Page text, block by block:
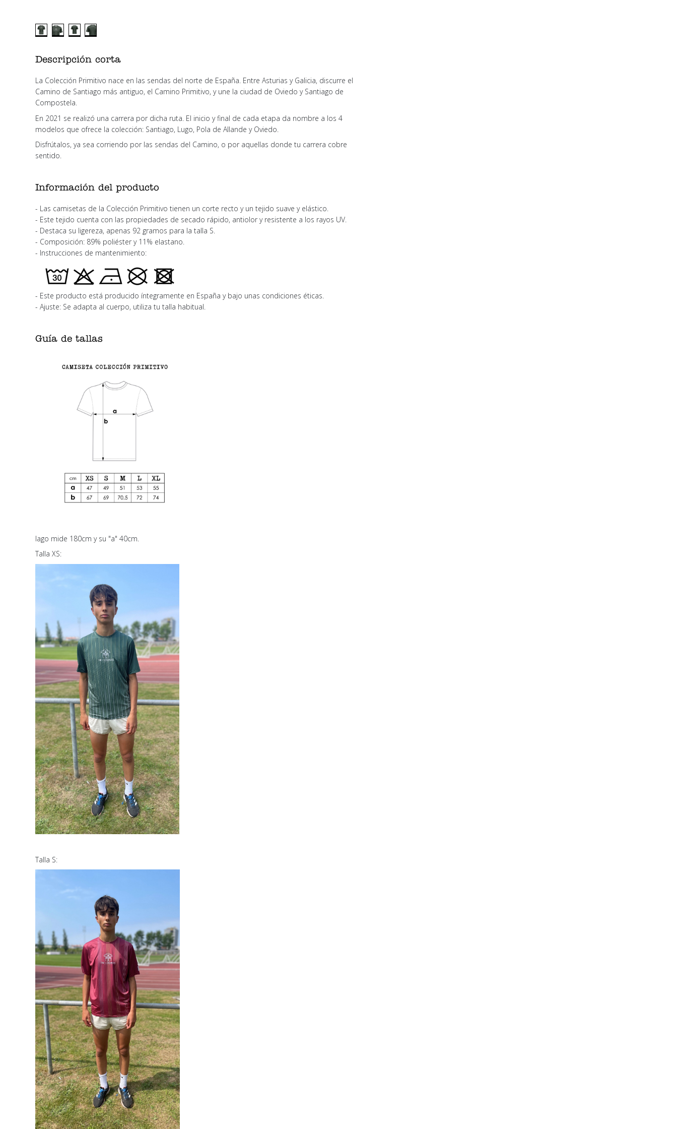
Descripción corta
La Colección Primitivo nace en las sendas del norte de España. Entre Asturias y Galicia, discurre el
Camino de Santiago más antiguo, el Camino Primitivo, y une la ciudad de Oviedo y Santiago de
Compostela.
En 2021 se realizó una carrera por dicha ruta. El inicio y final de cada etapa da nombre a los 4
modelos que ofrece la colección: Santiago, Lugo, Pola de Allande y Oviedo.
Disfrútalos, ya sea corriendo por las sendas del Camino, o por aquellas donde tu carrera cobre
sentido.
Información del producto
- Las camisetas de la Colección Primitivo tienen un corte recto y un tejido suave y elástico.
- Este tejido cuenta con las propiedades de secado rápido, antiolor y resistente a los rayos UV.
- Destaca su ligereza, apenas 92 gramos para la talla S.
- Composición: 89% poliéster y 11% elastano.
- Instrucciones de mantenimiento:
- Este producto está producido íntegramente en España y bajo unas condiciones éticas.
- Ajuste: Se adapta al cuerpo, utiliza tu talla habitual.
Guía de tallas
Iago mide 180cm y su "a" 40cm.
Talla XS:
Talla S: